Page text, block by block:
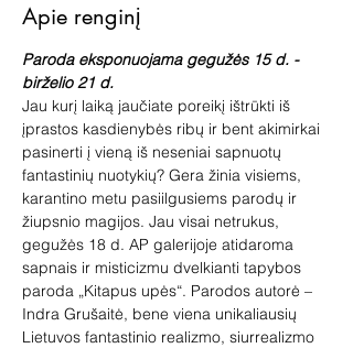
Apie renginį
Paroda eksponuojama gegužės 15 d. -
birželio 21 d.
Jau kurį laiką jaučiate poreikį ištrūkti iš
įprastos kasdienybės ribų ir bent akimirkai
pasinerti į vieną iš neseniai sapnuotų
fantastinių nuotykių? Gera žinia visiems,
karantino metu pasiilgusiems parodų ir
žiupsnio magijos. Jau visai netrukus,
gegužės 18 d. AP galerijoje atidaroma
sapnais ir misticizmu dvelkianti tapybos
paroda „Kitapus upės“. Parodos autorė –
Indra Grušaitė, bene viena unikaliausių
Lietuvos fantastinio realizmo, siurrealizmo